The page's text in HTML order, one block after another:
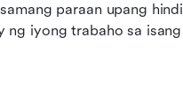
paraan upang hindi
ng iyong trabaho sa isang